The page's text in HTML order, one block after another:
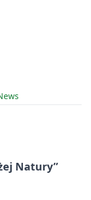
Natury”